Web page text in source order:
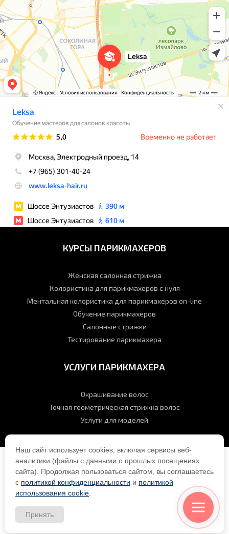
КУРСЫ ПАРИКМАХЕРОВ
Женская салонная стрижка
Колористика для парикмахеров с нуля
Ментальная колористика для парикмахеров on-line
Обучение парикмахеров
Салонные стрижки
Тестирование парикмахера
УСЛУГИ ПАРИКМАХЕРА
Окрашивание волос
Точная геометрическая стрижка волос
Услуги для моделей
Парикмахер Александра “LEKSA”
Балакирева © 2002 - 2026
All rights reserved |Обработка
персональных данных
Политика
использования cookie
Наш сайт использует cookies, включая сервисы веб-
аналитики (файлы с данными о прошлых посещениях
сайта). Продолжая пользоваться сайтом, вы соглашаетесь
с политикой конфиденциальности и политикой
использования cookie
Принять